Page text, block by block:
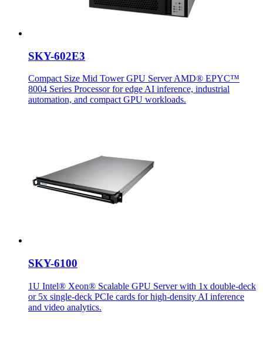
SKY-602E3
Compact Size Mid Tower GPU Server AMD® EPYC™
8004 Series Processor for edge AI inference, industrial
automation, and compact GPU workloads.
SKY-6100
1U Intel® Xeon® Scalable GPU Server with 1x double-deck
or 5x single-deck PCIe cards for high-density AI inference
and video analytics.